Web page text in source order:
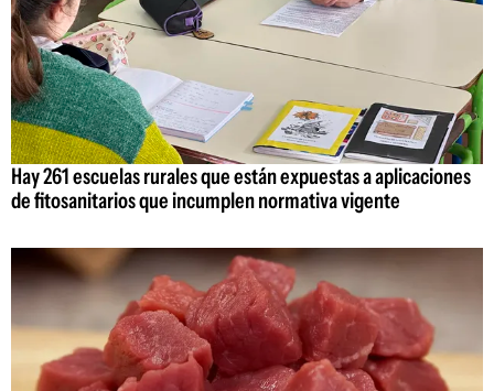
Hay 261 escuelas rurales que están expuestas a aplicaciones
de fitosanitarios que incumplen normativa vigente